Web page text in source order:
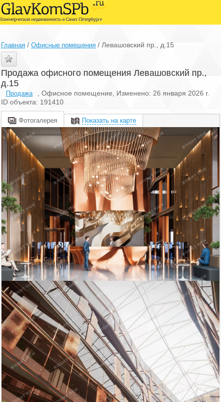
Главная / Офисные помещения / Левашовский пр., д.15
Продажа офисного помещения Левашовский пр.,
д.15
Продажа
, Офисное помещение, Изменено: 26 января 2026 г.
ID объекта: 191410
Фотогалерея Показать на карте
Петроградский район
ст.м. Чкаловская
Площадь
6425.22 м2
2 147 484
тыс. руб
кв.м. |$|€
Bright Rich | CORFAC
International
Телефон
Показать телефон